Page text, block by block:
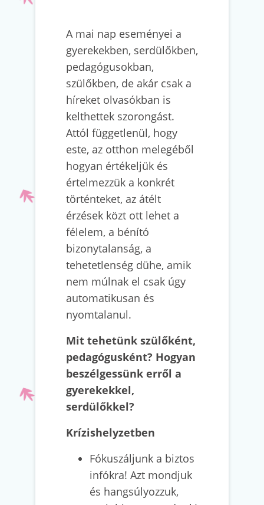
A mai nap eseményei a
gyerekekben, serdülőkben,
pedagógusokban,
szülőkben, de akár csak a
híreket olvasókban is
kelthettek szorongást.
Attól függetlenül, hogy
este, az otthon melegéből
hogyan értékeljük és
értelmezzük a konkrét
történteket, az átélt
érzések közt ott lehet a
félelem, a bénító
bizonytalanság, a
tehetetlenség dühe, amik
nem múlnak el csak úgy
automatikusan és
nyomtalanul.
Mit tehetünk szülőként,
pedagógusként? Hogyan
beszélgessünk erről a
gyerekekkel,
serdülőkkel?
Krízishelyzetben
Fókuszáljunk a biztos
infókra! Azt mondjuk
és hangsúlyozzuk,